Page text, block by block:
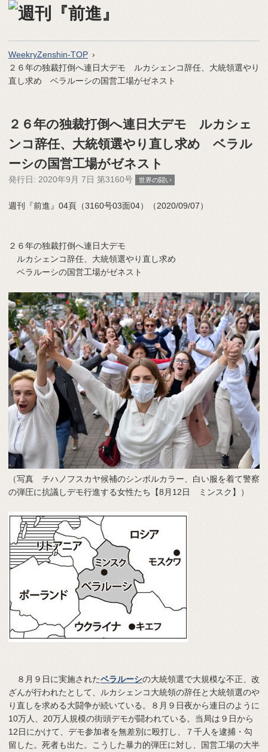
WeekryZenshin-TOP
２６年の独裁打倒へ連日大デモ ルカシェンコ辞任、大統領選やり
直し求め ベラルーシの国営工場がゼネスト
２６年の独裁打倒へ連日大デモ ルカシェ
ンコ辞任、大統領選やり直し求め ベラル
ーシの国営工場がゼネスト
発行日: 2020年9月 7日 第3160号 世界の闘い
週刊『前進』04頁（3160号03面04）（2020/09/07）
２６年の独裁打倒へ連日大デモ
ルカシェンコ辞任、大統領選やり直し求め
ベラルーシの国営工場がゼネスト
（写真 チハノフスカヤ候補のシンボルカラー、白い服を着て警察
の弾圧に抗議しデモ行進する女性たち【8月12日 ミンスク】）
８月９日に実施されたベラルーシの大統領選で大規模な不正、改
ざんが行われたとして、ルカシェンコ大統領の辞任と大統領選のや
り直しを求める大闘争が続いている。８月９日夜から連日のように
10万人、20万人規模の街頭デモが闘われている。当局は９日から
12日にかけて、デモ参加者を無差別に殴打し、７千人を逮捕・勾
留した。死者も出た。こうした暴力的弾圧に対し、国営工場の大半